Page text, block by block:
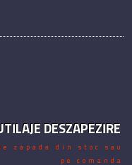
DESZAPEZIRE
zapada din stoc sau
pe comanda